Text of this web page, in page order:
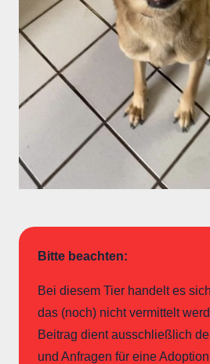
Bitte beachten:
Bei diesem Tier handelt es
das (noch) nicht vermittelt
Beitrag dient ausschließlich
und Anfragen für eine